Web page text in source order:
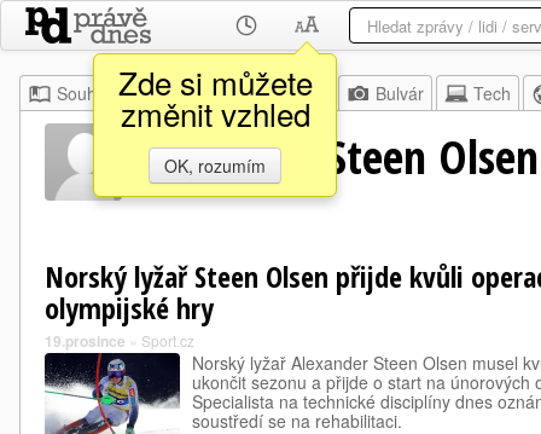
Zde si můžete
změnit vzhled
OK, rozumím
Souhrn Moje Z domova Bulvár Tech
Alexander Steen Olsen
Norský lyžař Steen Olsen přijde kvůli
olympijské hry
19.prosince » Sport.cz
Norský lyžař Alexander Steen Olsen musel
ukončit sezonu a přijde o start na únorových
Specialista na technické disciplíny dnes
soustředí se na rehabilitaci.